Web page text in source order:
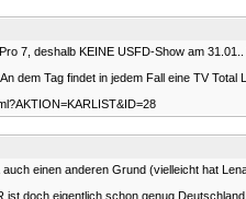
7, deshalb KEINE USFD-Show am
dem Tag findet in jedem Fall eine TV
einen anderen Grund (vielleicht hat
doch eigentlich schon genug